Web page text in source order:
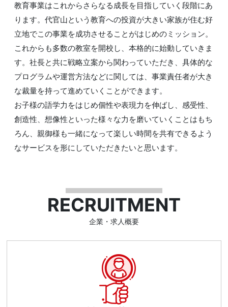
教育事業はこれからさらなる成長を目指していく段階にあ
ります。代官山という教育への投資が大きい家族が住む好
立地でこの事業を成功させることがはじめのミッション。
これからも多数の教室を開校し、本格的に始動していきま
す。社長と共に戦略立案から関わっていただき、具体的な
プログラムや運営方法などに関しては、事業責任者が大き
な裁量を持って進めていくことができます。
お子様の語学力をはじめ個性や表現力を伸ばし、感受性、
創造性、想像性といった様々な力を磨いていくことはもち
ろん、親御様も一緒になって楽しい時間を共有できるよう
なサービスを形にしていただきたいと思います。
RECRUITMENT
企業・求人概要